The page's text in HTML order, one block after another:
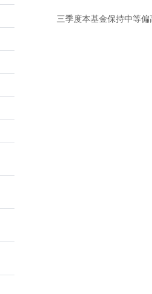
三季度本基金保持中等偏